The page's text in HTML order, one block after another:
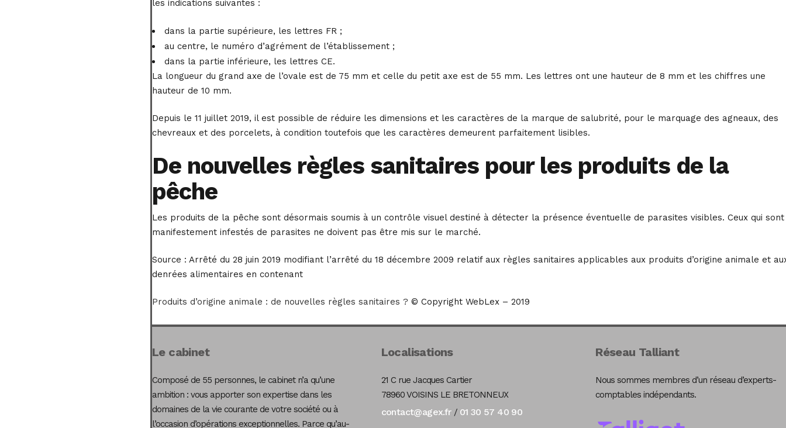
les indications suivantes :
dans la partie supérieure, les lettres FR ;
au centre, le numéro d’agrément de l’établissement ;
dans la partie inférieure, les lettres CE.
La longueur du grand axe de l’ovale est de 75 mm et celle du petit axe est de 55 mm. Les lettres ont une hauteur de 8 mm et les chiffres une
hauteur de 10 mm.
Depuis le 11 juillet 2019, il est possible de réduire les dimensions et les caractères de la marque de salubrité, pour le marquage des agneaux, des
chevreaux et des porcelets, à condition toutefois que les caractères demeurent parfaitement lisibles.
De nouvelles règles sanitaires pour les produits de la
pêche
Les produits de la pêche sont désormais soumis à un contrôle visuel destiné à détecter la présence éventuelle de parasites visibles. Ceux qui sont
manifestement infestés de parasites ne doivent pas être mis sur le marché.
Source : Arrêté du 28 juin 2019 modifiant l’arrêté du 18 décembre 2009 relatif aux règles sanitaires applicables aux produits d’origine animale et
denrées alimentaires en contenant
Produits d’origine animale : de nouvelles règles sanitaires ? © Copyright WebLex – 2019
Le cabinet
Composé de 55 personnes, le cabinet n’a qu’une
ambition : vous apporter son expertise dans les
domaines de la vie courante de votre société ou à
l’occasion d’opérations exceptionnelles. Parce qu’au-
Localisations
21 C rue Jacques Cartier
78960 VOISINS LE BRETONNEUX
contact@agex.fr/ 01 30 57 40 90
Réseau Talliant
Nous sommes membres d’un réseau d’experts-
comptables indépendants.